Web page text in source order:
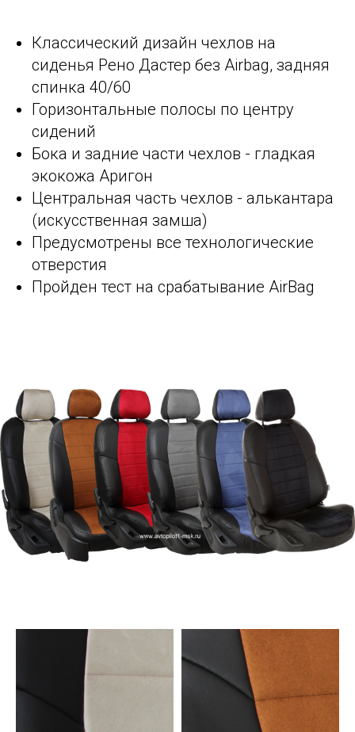
Классический дизайн чехлов на
сиденья Рено Дастер без Airbag, задняя
спинка 40/60
Горизонтальные полосы по центру
сидений
Бока и задние части чехлов - гладкая
экокожа Аригон
Центральная часть чехлов - алькантара
(искусственная замша)
Предусмотрены все технологические
отверстия
Пройден тест на срабатывание AirBag